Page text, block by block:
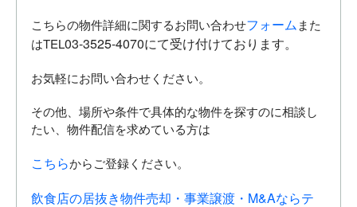
こちらの物件詳細に関するお問い合わせフォームまた
はTEL03-3525-4070にて受け付けております。
お気軽にお問い合わせください。
その他、場所や条件で具体的な物件を探すのに相談し
たい、物件配信を求めている方は
こちらからご登録ください。
飲食店の居抜き物件売却・事業譲渡・M&Aならテ